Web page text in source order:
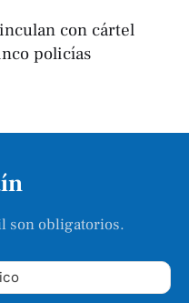
con cártel
policías
son obligatorios.